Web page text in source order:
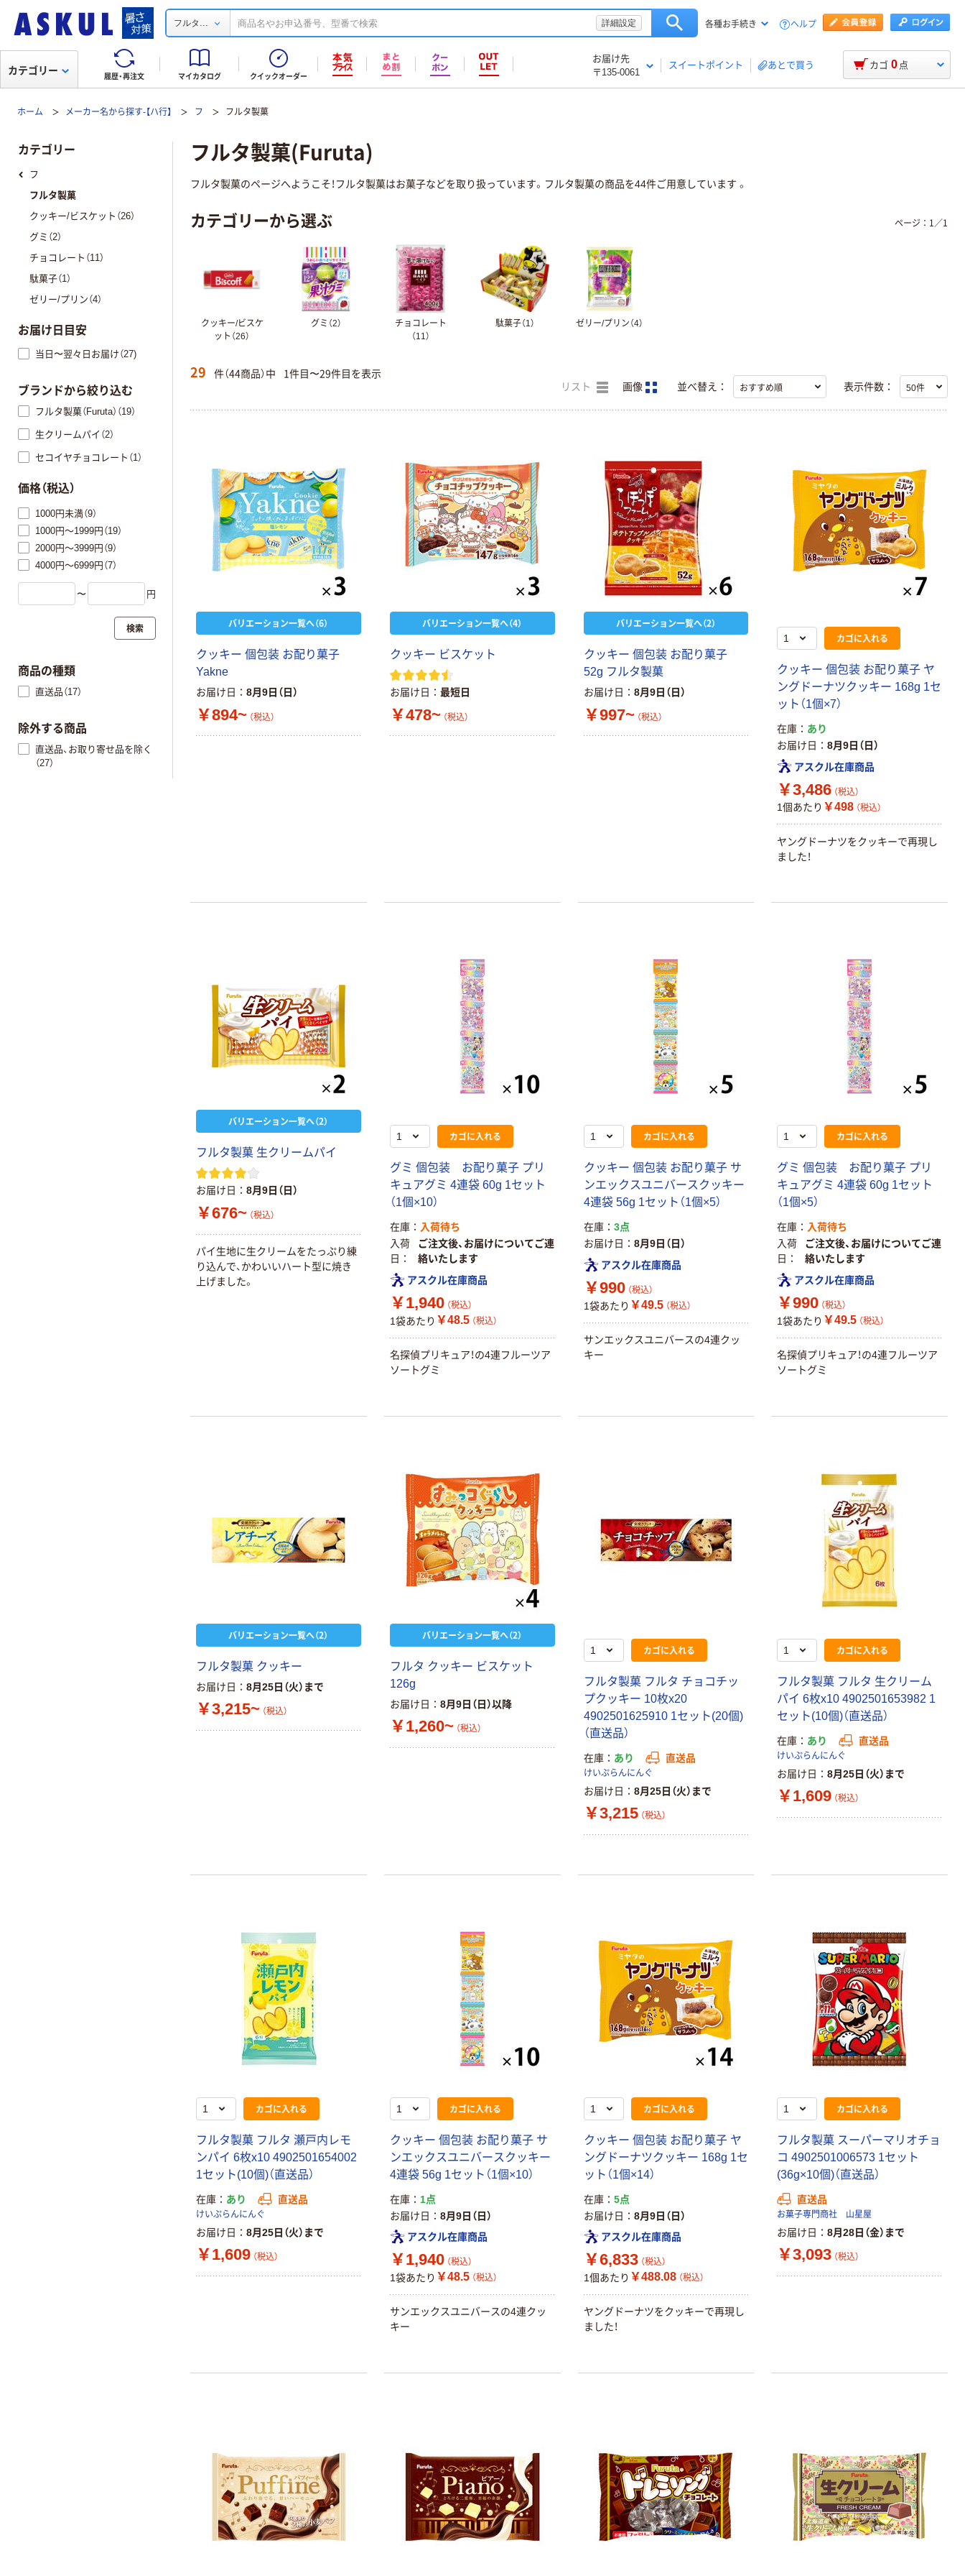
フルタ ... 詳細設定 各種お手続き ヘルプ
履歴・再注文 マイカタログ クイックオーダー
お届け先
〒135-0061
スイートポイント あとで買う
カテゴリー カゴ 0 点
ホーム メーカー名から探す-【ハ行】 フ フルタ製菓
フルタ製菓(Furuta)
フルタ製菓のページへようこそ！フルタ製菓はお菓子などを取り扱っています。フルタ製菓の商品を44件ご用意しています 。
カテゴリーから選ぶ
クッキー/ビスケ
ット（26）
グミ（2）
チョコレート
（11）
駄菓子（1） ゼリー/プリン（4）
ページ： 1 ／1
29 件（44商品）中 1件目〜29件目を表示
リスト 画像 並べ替え： 表示件数：
バリエーション一覧へ（6）
クッキー 個包装 お配り菓子
Yakne
お届け日 8月9日（日）
￥894~ （税込）
バリエーション一覧へ（4）
クッキー ビスケット
お届け日 最短日
￥478~ （税込）
バリエーション一覧へ（2）
クッキー 個包装 お配り菓子
52g フルタ製菓
お届け日 8月9日（日）
￥997~ （税込）
カゴに入れる
クッキー 個包装 お配り菓子 ヤ
ングドーナツクッキー 168g 1セ
ット（1個×7）
在庫
あり
お届け日
8月9日（日）
アスクル在庫商品
￥3,486 （税込）
1個あたり ￥498 （税込）
ヤングドーナツをクッキーで再現し
ました！
バリエーション一覧へ（2）
フルタ製菓 生クリームパイ
お届け日 8月9日（日）
￥676~ （税込）
パイ生地に生クリームをたっぷり練
り込んで、かわいいハート型に焼き
上げました。
カゴに入れる
グミ 個包装 お配り菓子 プリ
キュアグミ 4連袋 60g 1セット
（1個×10）
在庫
入荷待ち
入荷
日
ご注文後、お届けについてご連
絡いたします
アスクル在庫商品
￥1,940 （税込）
1袋あたり ￥48.5 （税込）
名探偵プリキュア！の4連フルーツア
ソートグミ
カゴに入れる
クッキー 個包装 お配り菓子 サ
ンエックスユニバースクッキー
4連袋 56g 1セット（1個×5）
在庫
3点
お届け日
8月9日（日）
アスクル在庫商品
￥990 （税込）
1袋あたり ￥49.5 （税込）
サンエックスユニバースの4連クッ
キー
カゴに入れる
グミ 個包装 お配り菓子 プリ
キュアグミ 4連袋 60g 1セット
（1個×5）
在庫
入荷待ち
入荷
日
ご注文後、お届けについてご連
絡いたします
アスクル在庫商品
￥990 （税込）
1袋あたり ￥49.5 （税込）
名探偵プリキュア！の4連フルーツア
ソートグミ
バリエーション一覧へ（2）
フルタ製菓 クッキー
お届け日 8月25日（火）まで
￥3,215~ （税込）
バリエーション一覧へ（2）
フルタ クッキー ビスケット
126g
お届け日 8月9日（日）以降
￥1,260~ （税込）
カゴに入れる
フルタ製菓 フルタ チョコチッ
プクッキー 10枚x20
4902501625910 1セット(20個)
（直送品）
在庫 あり 直送品
けいぷらんにんぐ
お届け日 8月25日（火）まで
￥3,215 （税込）
カゴに入れる
フルタ製菓 フルタ 生クリーム
パイ 6枚x10 4902501653982 1
セット(10個)（直送品）
在庫 あり 直送品
けいぷらんにんぐ
お届け日 8月25日（火）まで
￥1,609 （税込）
カゴに入れる
フルタ製菓 フルタ 瀬戸内レモ
ンパイ 6枚x10 4902501654002
1セット(10個)（直送品）
在庫 あり 直送品
けいぷらんにんぐ
お届け日 8月25日（火）まで
￥1,609 （税込）
カゴに入れる
クッキー 個包装 お配り菓子 サ
ンエックスユニバースクッキー
4連袋 56g 1セット（1個×10）
在庫
1点
お届け日
8月9日（日）
アスクル在庫商品
￥1,940 （税込）
1袋あたり ￥48.5 （税込）
サンエックスユニバースの4連クッ
キー
カゴに入れる
クッキー 個包装 お配り菓子 ヤ
ングドーナツクッキー 168g 1セ
ット（1個×14）
在庫
5点
お届け日
8月9日（日）
アスクル在庫商品
￥6,833 （税込）
1個あたり ￥488.08 （税込）
ヤングドーナツをクッキーで再現し
ました！
カゴに入れる
フルタ製菓 スーパーマリオチョ
コ 4902501006573 1セット
(36g×10個)（直送品）
直送品
お菓子専門商社 山星屋
お届け日 8月28日（金）まで
￥3,093 （税込）
カテゴリー
フ
フルタ製菓
クッキー/ビスケット（26）
グミ（2）
チョコレート（11）
駄菓子（1）
ゼリー/プリン（4）
お届け日目安
当日〜翌々日お届け（27)
ブランドから絞り込む
フルタ製菓（Furuta）（19）
生クリームパイ（2）
セコイヤチョコレート（1）
価格（税込）
1000円未満（9）
1000円～1999円（19）
2000円～3999円（9）
4000円～6999円（7）
〜 円
検索
商品の種類
直送品（17）
除外する商品
直送品、お取り寄せ品を除く
（27）